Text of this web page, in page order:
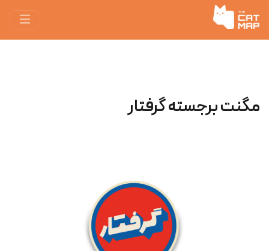
مگنت برجسته گرفتار